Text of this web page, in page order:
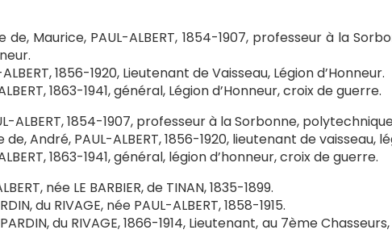
de, Maurice, PAUL-ALBERT, 1854-1907, professeur à la
1856-1920, Lieutenant de Vaisseau, Légion d’Honneur.
1863-1941, général, Légion d’Honneur, croix de guerre.
ALBERT, 1854-1907, professeur à la Sorbonne,
André, PAUL-ALBERT, 1856-1920, lieutenant de vaisseau,
1863-1941, général, légion d’honneur, croix de guerre.
née LE BARBIER, de TINAN, 1835-1899.
du RIVAGE, née PAUL-ALBERT, 1858-1915.
du RIVAGE, 1866-1914, Lieutenant, au 7ème